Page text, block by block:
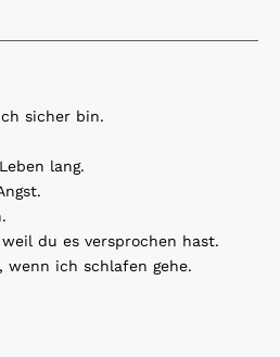
sicher bin.
lang.
du es versprochen hast.
wenn ich schlafen gehe.